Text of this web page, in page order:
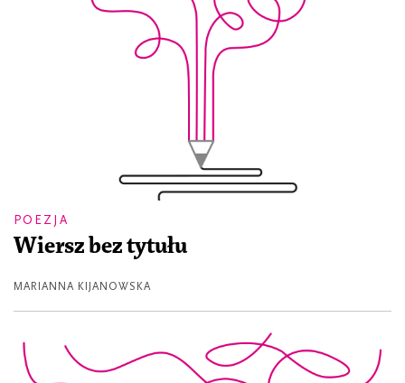
POEZJA
Wiersz bez tytułu
MARIANNA KIJANOWSKA